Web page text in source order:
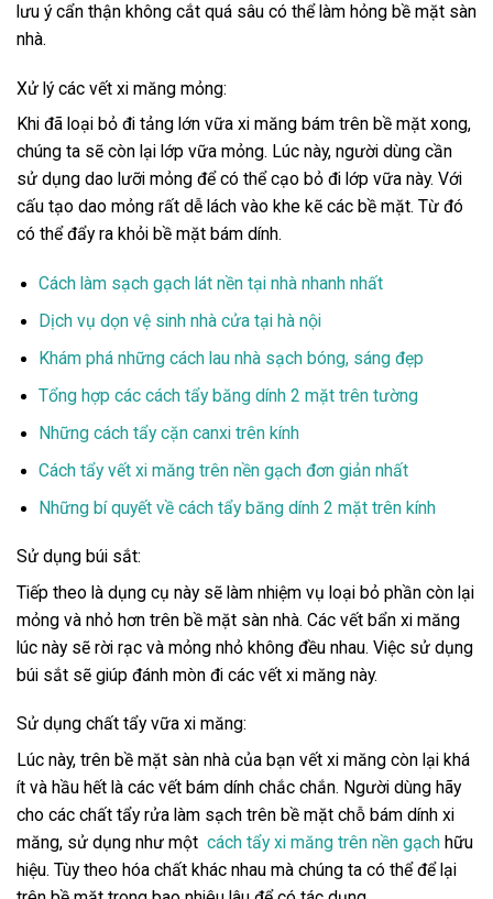
lưu ý cẩn thận không cắt quá sâu có thể làm hỏng bề mặt sàn
nhà.
Xử lý các vết xi măng mỏng:
Khi đã loại bỏ đi tảng lớn vữa xi măng bám trên bề mặt xong,
chúng ta sẽ còn lại lớp vữa mỏng. Lúc này, người dùng cần
sử dụng dao lưỡi mỏng để có thể cạo bỏ đi lớp vữa này. Với
cấu tạo dao mỏng rất dễ lách vào khe kẽ các bề mặt. Từ đó
có thể đẩy ra khỏi bề mặt bám dính.
Cách làm sạch gạch lát nền tại nhà nhanh nhất
Dịch vụ dọn vệ sinh nhà cửa tại hà nội
Khám phá những cách lau nhà sạch bóng, sáng đẹp
Tổng hợp các cách tẩy băng dính 2 mặt trên tường
Những cách tẩy cặn canxi trên kính
Cách tẩy vết xi măng trên nền gạch đơn giản nhất
Những bí quyết về cách tẩy băng dính 2 mặt trên kính
Sử dụng búi sắt:
Tiếp theo là dụng cụ này sẽ làm nhiệm vụ loại bỏ phần còn lại
mỏng và nhỏ hơn trên bề mặt sàn nhà. Các vết bẩn xi măng
lúc này sẽ rời rạc và mỏng nhỏ không đều nhau. Việc sử dụng
búi sắt sẽ giúp đánh mòn đi các vết xi măng này.
Sử dụng chất tẩy vữa xi măng:
Lúc này, trên bề mặt sàn nhà của bạn vết xi măng còn lại khá
ít và hầu hết là các vết bám dính chắc chắn. Người dùng hãy
cho các chất tẩy rửa làm sạch trên bề mặt chỗ bám dính xi
măng, sử dụng như một cách tẩy xi măng trên nền gạch hữu
hiệu. Tùy theo hóa chất khác nhau mà chúng ta có thể để lại